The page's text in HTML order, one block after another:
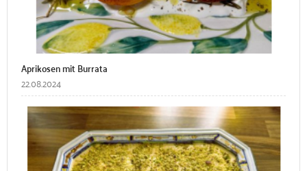
Aprikosen mit Burrata
22.08.2024